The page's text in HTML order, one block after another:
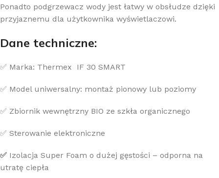
Ponadto podgrzewacz wody jest łatwy w obsłudze dzięki
przyjaznemu dla użytkownika wyświetlaczowi.
Dane techniczne:
✅ Marka: Thermex IF 30 SMART
✅ Model uniwersalny: montaż pionowy lub poziomy
✅ Zbiornik wewnętrzny BIO ze szkła organicznego
✅ Sterowanie elektroniczne
✅ Izolacja Super Foam o dużej gęstości – odporna na
utratę ciepła